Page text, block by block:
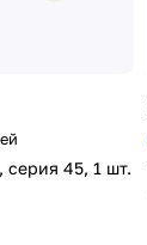
серия 45, 1 шт.